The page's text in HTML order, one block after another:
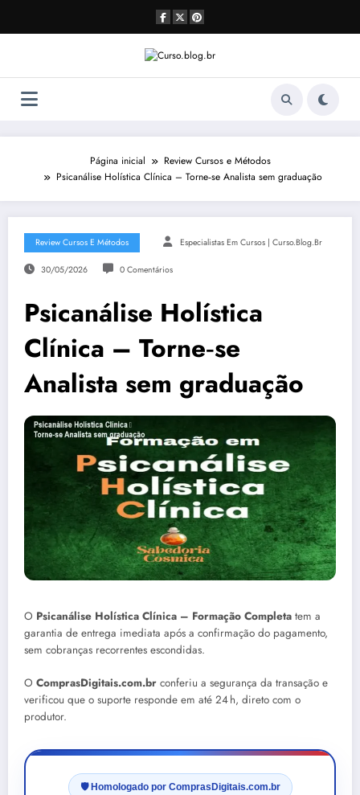
o
Página inicial
Review Cursos e Métodos
Psicanálise Holística Clínica – Torne‑se Analista sem graduação
Review Cursos E Métodos Especialistas Em Cursos | Curso.blog.br
30/05/2026 0 Comentários
Psicanálise Holística
Clínica – Torne‑se
Analista sem graduação
O Psicanálise Holística Clínica – Formação Completa tem a
garantia de entrega imediata após a confirmação do pagamento,
sem cobranças recorrentes escondidas.
O ComprasDigitais.com.br conferiu a segurança da transação e
verificou que o suporte responde em até 24 h, direto com o
produtor.
🛡️ Homologado por ComprasDigitais.com.br